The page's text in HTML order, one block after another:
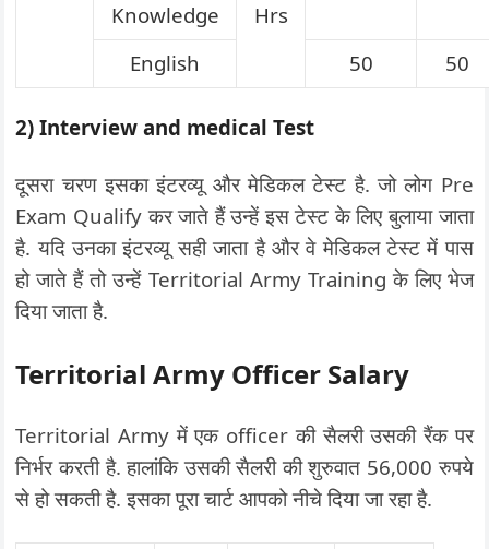
Knowledge
Hrs
English 50 50
2) Interview and medical Test
दूसरा चरण इसका इंटरव्यू और मेडिकल टेस्ट है. जो लोग Pre
Exam Qualify कर जाते हैं उन्हें इस टेस्ट के लिए बुलाया जाता
है. यदि उनका इंटरव्यू सही जाता है और वे मेडिकल टेस्ट में पास
हो जाते हैं तो उन्हें Territorial Army Training के लिए भेज
दिया जाता है.
Territorial Army Officer Salary
Territorial Army में एक officer की सैलरी उसकी रैंक पर
निर्भर करती है. हालांकि उसकी सैलरी की शुरुवात 56,000 रुपये
से हो सकती है. इसका पूरा चार्ट आपको नीचे दिया जा रहा है.